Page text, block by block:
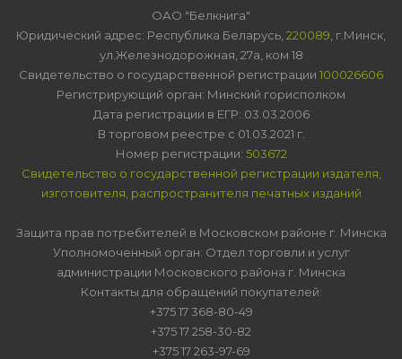
ОАО "Белкнига"
Юридический адрес: Республика Беларусь, 220089 , г.Минск,
ул.Железнодорожная, 27а, ком 18
Свидетельство о государственной регистрации 100026606
Регистрирующий орган: Минский горисполком
Дата регистрации в ЕГР: 03.03.2006
В торговом реестре с 01.03.2021 г.
Номер регистрации: 503672
Свидетельство о государственной регистрации издателя,
изготовителя, распространителя печатных изданий
Защита прав потребителей в Московском районе г. Минска
Уполномоченный орган: Отдел торговли и услуг
администрации Московского района г. Минска
Контакты для обращений покупателей:
+375 17 368-80-49
+375 17 258-30-82
+375 17 263-97-69